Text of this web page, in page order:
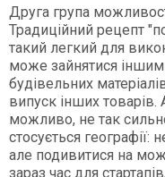
Друга група
Традиційний рецепт
такий легкий для
може зайнятися
будівельних
випуск інших товарів.
можливо, не так
стосується географії:
але подивитися на
зараз час для